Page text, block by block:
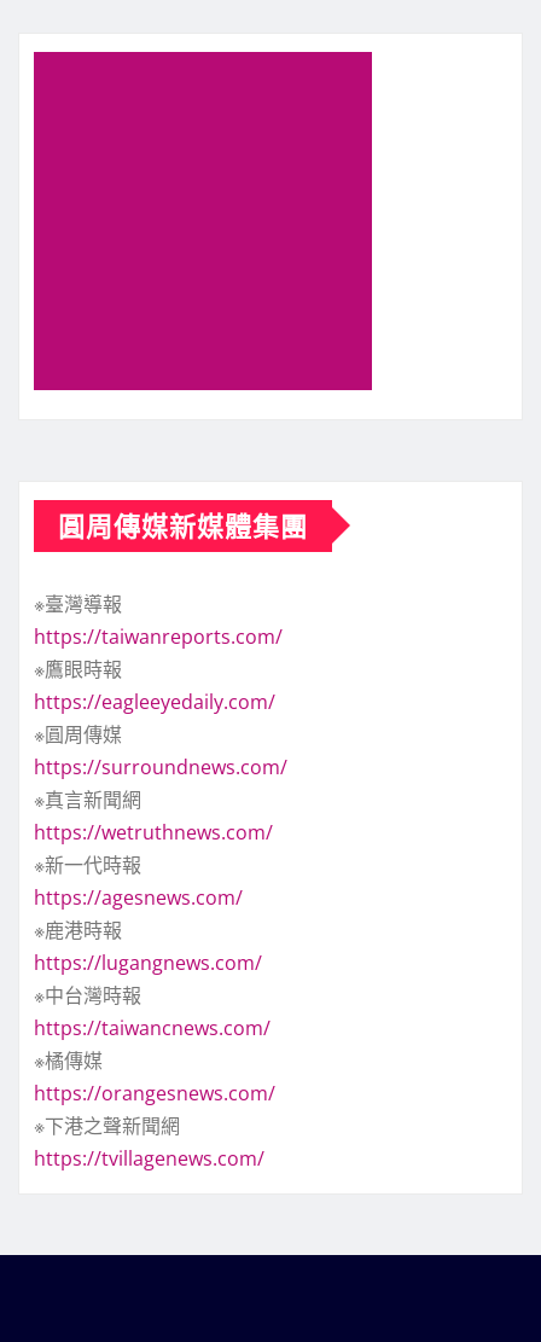
圓周傳媒新媒體集團
※臺灣導報
https://taiwanreports.com/
※鷹眼時報
https://eagleeyedaily.com/
※圓周傳媒
https://surroundnews.com/
※真言新聞網
https://wetruthnews.com/
※新一代時報
https://agesnews.com/
※鹿港時報
https://lugangnews.com/
※中台灣時報
https://taiwancnews.com/
※橘傳媒
https://orangesnews.com/
※下港之聲新聞網
https://tvillagenews.com/